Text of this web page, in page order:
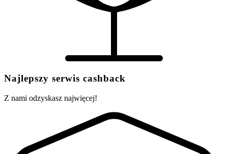
Najlepszy serwis cashback
Z nami odzyskasz najwięcej!